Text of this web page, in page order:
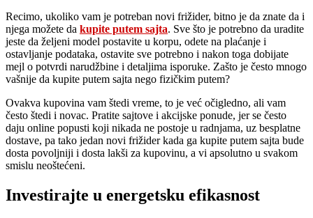
Recimo, ukoliko vam je potreban novi frižider, bitno je da znate da i
njega možete da kupite putem sajta. Sve što je potrebno da uradite
jeste da željeni model postavite u korpu, odete na plaćanje i
ostavljanje podataka, ostavite sve potrebno i nakon toga dobijate
mejl o potvrdi narudžbine i detaljima isporuke. Zašto je često mnogo
vašnije da kupite putem sajta nego fizičkim putem?
Ovakva kupovina vam štedi vreme, to je već očigledno, ali vam
često štedi i novac. Pratite sajtove i akcijske ponude, jer se često
daju online popusti koji nikada ne postoje u radnjama, uz besplatne
dostave, pa tako jedan novi frižider kada ga kupite putem sajta bude
dosta povoljniji i dosta lakši za kupovinu, a vi apsolutno u svakom
smislu neoštećeni.
Investirajte u energetsku efikasnost